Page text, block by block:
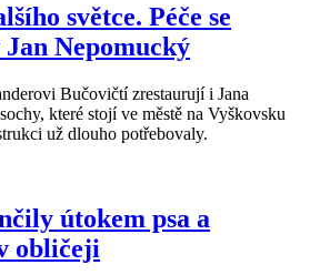
světce. Péče se
Nepomucký
Bučovičtí zrestaurují i Jana
které stojí ve městě na Vyškovsku
už dlouho potřebovaly.
útokem psa a
obličeji